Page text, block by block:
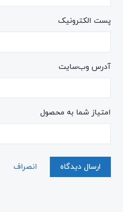
پست الکترونیک
آدرس وب‌سایت
امتیاز شما به محصول
ارسال دیدگاه انصراف